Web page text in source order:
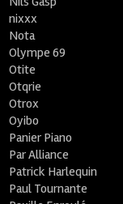
nixxx
Nota
Olympe 69
Otite
Otqrie
Otrox
Oyibo
Panier Piano
Par Alliance
Patrick Harlequin
Paul Tournante